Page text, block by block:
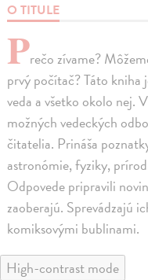
O TITULE
Prečo zívame?
prvý počítač? Táto kniha
veda a všetko okolo nej.
možných vedeckých
čitatelia. Prináša
astronómie, fyziky,
Odpovede pripravili
zaoberajú. Sprevádzajú
komiksovými bublinami.
High-contrast mode